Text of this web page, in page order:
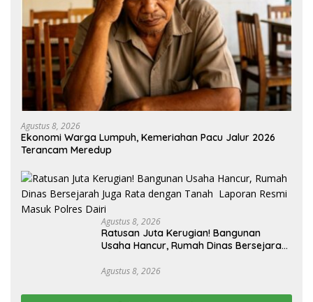
Agustus 8, 2026
Ekonomi Warga Lumpuh, Kemeriahan Pacu Jalur 2026
Terancam Meredup
Agustus 8, 2026
Ratusan Juta Kerugian! Bangunan
Usaha Hancur, Rumah Dinas Bersejarah
Resmi Masuk Polres Dairi
Agustus 8, 2026